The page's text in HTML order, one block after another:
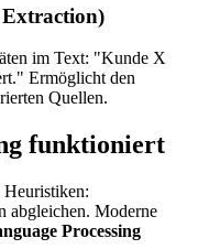
im Text: "Kunde X
Ermöglicht den
Quellen.
funktioniert
Heuristiken:
abgleichen. Moderne
Processing